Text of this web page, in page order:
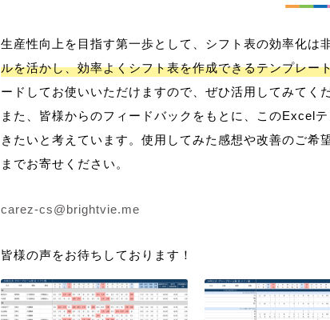
生産性向上を目指す第一歩として、シフト表の効率化は
ルを活かし、効率よくシフト表を作成できるテンプレー
ードしてお使いいただけますので、ぜひ活用してみてく
また、皆様からのフィードバックをもとに、このExcel
きたいと考えています。使用してみた感想や改善のご希
までお寄せください。
carez-cs@brightvie.me
皆様の声をお待ちしております！